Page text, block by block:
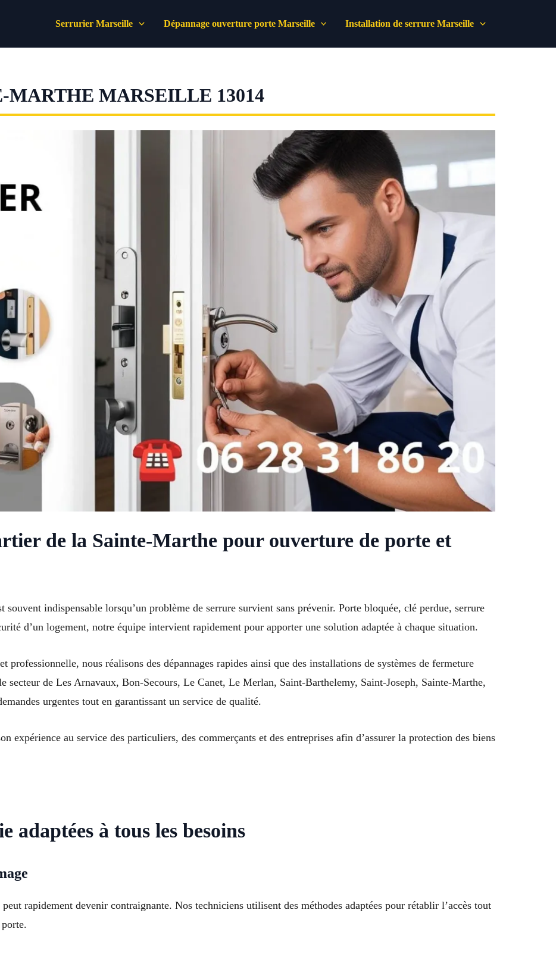
Serrurier Marseille Dépannage ouverture porte Marseille Installation de serrure Marseille
MARTHE MARSEILLE 13014
de la Sainte-Marthe pour ouverture de porte et
indispensable lorsqu’un problème de serrure survient sans prévenir. Porte bloquée, clé perdue, serrure
d’un logement, notre équipe intervient rapidement pour apporter une solution adaptée à chaque situation.
professionnelle, nous réalisons des dépannages rapides ainsi que des installations de systèmes de fermeture
secteur de Les Arnavaux, Bon-Secours, Le Canet, Le Merlan, Saint-Barthelemy, Saint-Joseph, Sainte-Marthe,
urgentes tout en garantissant un service de qualité.
expérience au service des particuliers, des commerçants et des entreprises afin d’assurer la protection des biens
adaptées à tous les besoins
rapidement devenir contraignante. Nos techniciens utilisent des méthodes adaptées pour rétablir l’accès tout